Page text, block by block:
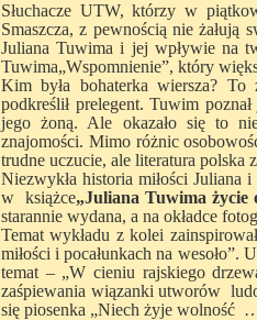
Słuchacze UTW, którzy w
Smaszcza, z pewnością nie
Juliana Tuwima i jej wpływie na
Tuwima„Wspomnienie”, który
Kim była bohaterka wiersza?
podkreślił prelegent. Tuwim
jego żoną. Ale okazało się to
znajomości. Mimo różnic
trudne uczucie, ale literatura polska
Niezwykła historia miłości Juliana
w książce„Juliana Tuwima życie
starannie wydana, a na okładce
Temat wykładu z kolei
miłości i pocałunkach na
temat – „W cieniu rajskiego
zaśpiewania wiązanki utworów
się piosenka „Niech żyje wolność